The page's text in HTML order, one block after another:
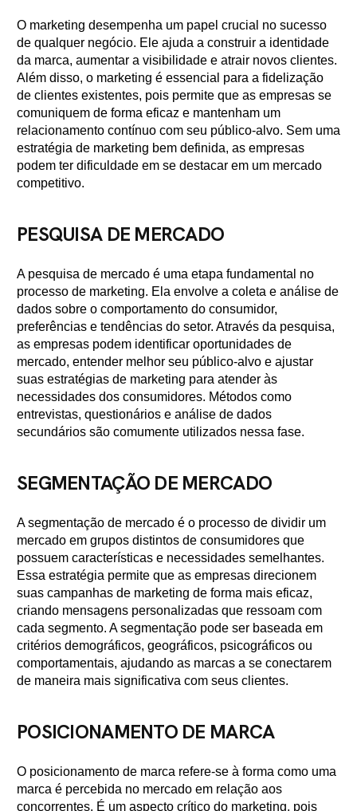
O marketing desempenha um papel crucial no sucesso
de qualquer negócio. Ele ajuda a construir a identidade
da marca, aumentar a visibilidade e atrair novos clientes.
Além disso, o marketing é essencial para a fidelização
de clientes existentes, pois permite que as empresas se
comuniquem de forma eficaz e mantenham um
relacionamento contínuo com seu público-alvo. Sem uma
estratégia de marketing bem definida, as empresas
podem ter dificuldade em se destacar em um mercado
competitivo.
PESQUISA DE MERCADO
A pesquisa de mercado é uma etapa fundamental no
processo de marketing. Ela envolve a coleta e análise de
dados sobre o comportamento do consumidor,
preferências e tendências do setor. Através da pesquisa,
as empresas podem identificar oportunidades de
mercado, entender melhor seu público-alvo e ajustar
suas estratégias de marketing para atender às
necessidades dos consumidores. Métodos como
entrevistas, questionários e análise de dados
secundários são comumente utilizados nessa fase.
SEGMENTAÇÃO DE MERCADO
A segmentação de mercado é o processo de dividir um
mercado em grupos distintos de consumidores que
possuem características e necessidades semelhantes.
Essa estratégia permite que as empresas direcionem
suas campanhas de marketing de forma mais eficaz,
criando mensagens personalizadas que ressoam com
cada segmento. A segmentação pode ser baseada em
critérios demográficos, geográficos, psicográficos ou
comportamentais, ajudando as marcas a se conectarem
de maneira mais significativa com seus clientes.
POSICIONAMENTO DE MARCA
O posicionamento de marca refere-se à forma como uma
marca é percebida no mercado em relação aos
concorrentes. É um aspecto crítico do marketing, pois